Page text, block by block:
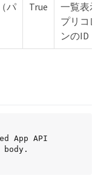
パ
True
一覧表
プリコ
ンのID
App API
body.